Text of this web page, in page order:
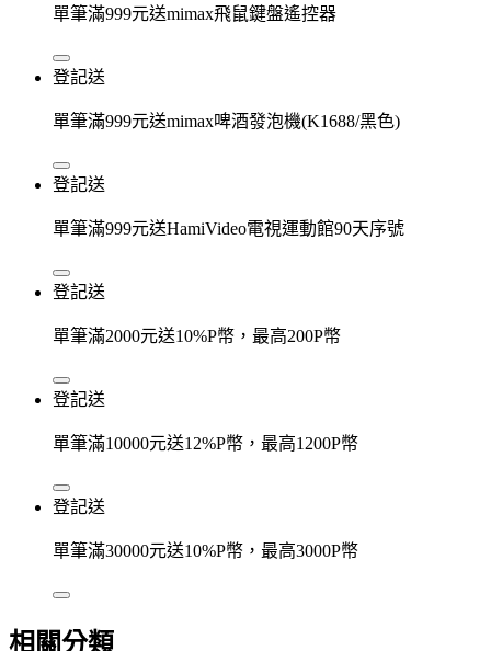
單筆滿999元送mimax飛鼠鍵盤遙控器
登記送
單筆滿999元送mimax啤酒發泡機(K1688/黑色)
登記送
單筆滿999元送HamiVideo電視運動館90天序號
登記送
單筆滿2000元送10%P幣，最高200P幣
登記送
單筆滿10000元送12%P幣，最高1200P幣
登記送
單筆滿30000元送10%P幣，最高3000P幣
相關分類